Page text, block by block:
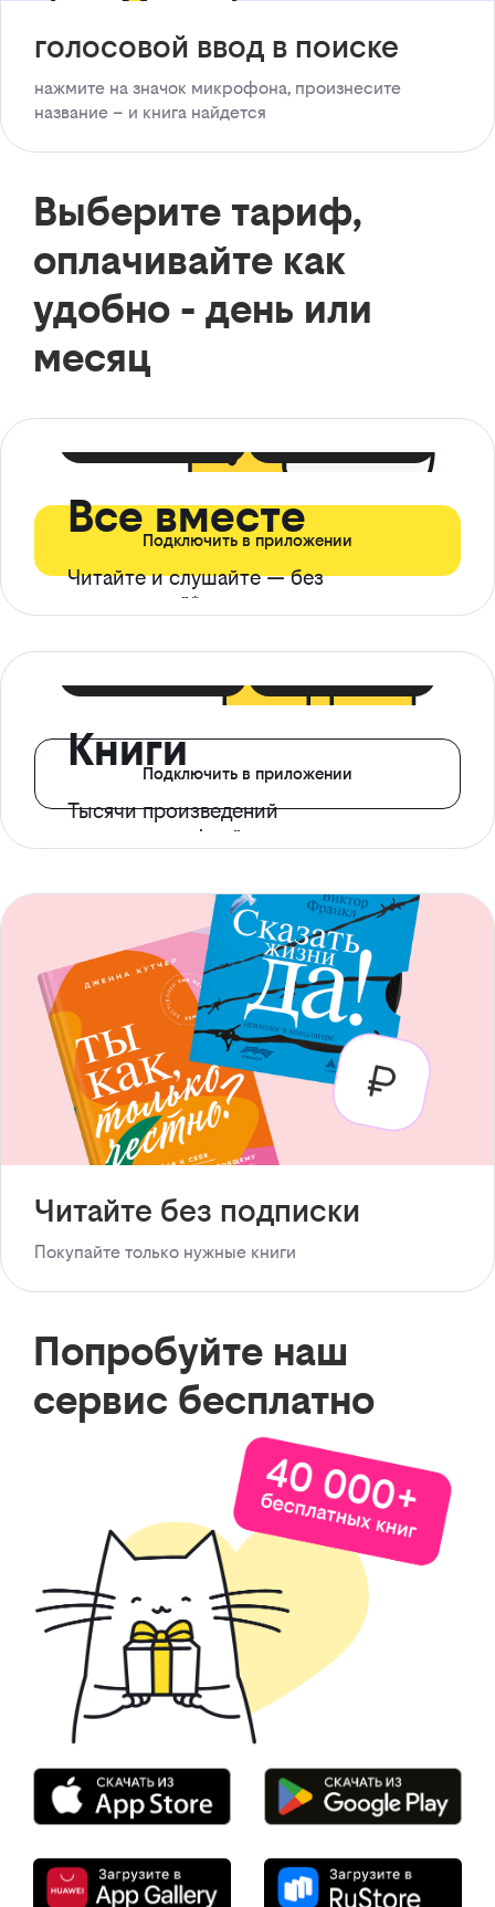
голосовой ввод в поиске
нажмите на значок микрофона, произнесите
название – и книга найдется
Выберите тариф,
оплачивайте как
удобно - день или
месяц
Все вместе
Читайте и слушайте — без
ограничений*
Подключить в приложении
Книги
Тысячи произведений
с доступом офлайн
Подключить в приложении
Читайте без подписки
Покупайте только нужные книги
Попробуйте наш
сервис бесплатно